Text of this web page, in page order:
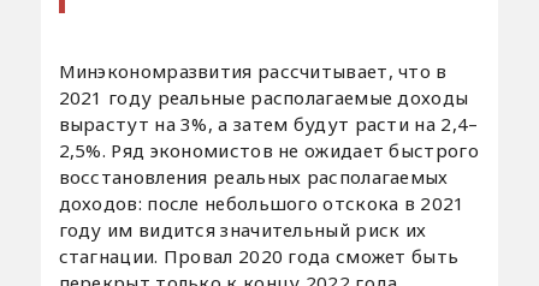
Минэкономразвития рассчитывает, что в
2021 году реальные располагаемые доходы
вырастут на 3%, а затем будут расти на 2,4–
2,5%. Ряд экономистов не ожидает быстрого
восстановления реальных располагаемых
доходов: после небольшого отскока в 2021
году им видится значительный риск их
стагнации. Провал 2020 года сможет быть